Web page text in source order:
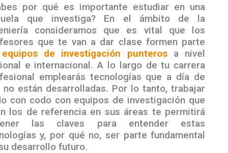
por qué es importante estudiar en una
que investiga? En el ámbito de la
consideramos que es vital que los
que te van a dar clase formen parte
equipos de investigación punterosa nivel
e internacional. A lo largo de tu carrera
emplearás tecnologías que a día de
no están desarrolladas. Por lo tanto, trabajar
con codo con equipos de investigación que
los de referencia en sus áreas te permitirá
las claves para entender estas
y, por qué no, ser parte fundamental
desarrollo futuro.